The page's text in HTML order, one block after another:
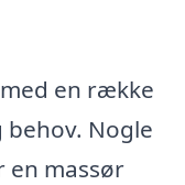
en række
Nogle
en massør